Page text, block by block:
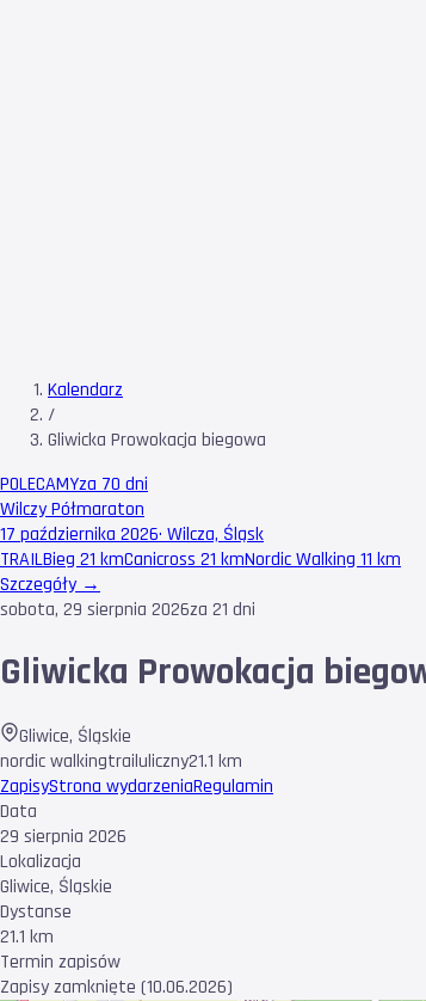
Kalendarz
/
Gliwicka Prowokacja biegowa
POLECAMYza 70 dni
Wilczy Półmaraton
17 października 2026· Wilcza, Śląsk
TRAILBieg 21 kmCanicross 21 kmNordic Walking 11 km
Szczegóły →
sobota, 29 sierpnia 2026za 21 dni
Gliwicka Prowokacja
Gliwice, Śląskie
nordic walkingtrailuliczny21.1 km
ZapisyStrona wydarzeniaRegulamin
Data
29 sierpnia 2026
Lokalizacja
Gliwice, Śląskie
Dystanse
21.1 km
Termin zapisów
Zapisy zamknięte (10.06.2026)